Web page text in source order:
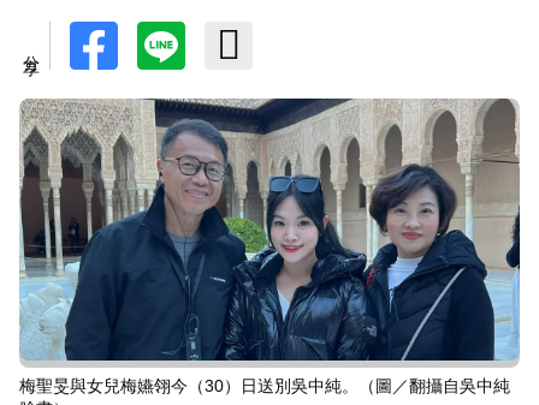
梅聖旻與女兒梅嬿翎今（30）日送別吳中純。（圖／翻攝自吳中純